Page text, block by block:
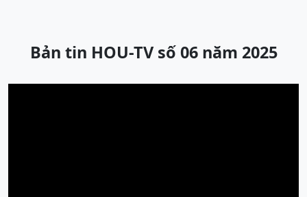
Bản tin HOU-TV số 06 năm 2025